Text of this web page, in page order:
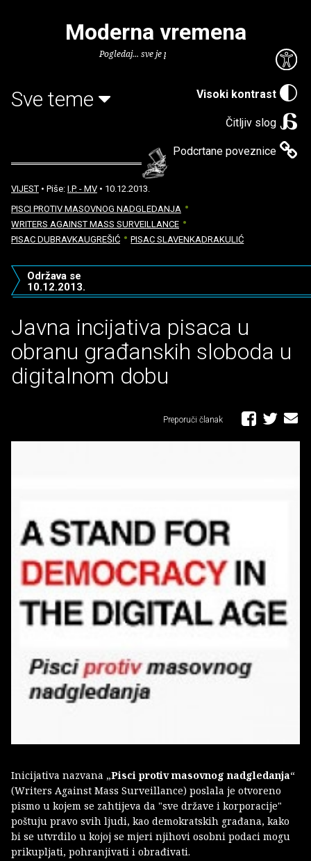
Visoki kontrast
Čitljiv slog
Podcrtane poveznice
Moderna vremena
Pogledaj... sve je puno knjiga.
Sve teme
VIJEST • Piše: I.P. - MV • 10.12.2013.
PISCI PROTIV MASOVNOG NADGLEDANJA
WRITERS AGAINST MASS SURVEILLANCE
PISAC DUBRAVKAUGREŠIĆ
PISAC SLAVENKADRAKULIĆ
Javna incijativa pisaca u
obranu građanskih sloboda u
digitalnom dobu
Održava se
10.12.2013.
Preporuči članak
Inicijativa nazvana „Pisci protiv masovnog nadgledanja“
(Writers Against Mass Surveillance) poslala je otvoreno
pismo u kojem se zahtijeva da "sve države i korporacije"
poštuju pravo svih ljudi, kao demokratskih građana, kako
bi se utvrdilo u kojoj se mjeri njihovi osobni podaci mogu
prikupljati, pohranjivati i obrađivati.